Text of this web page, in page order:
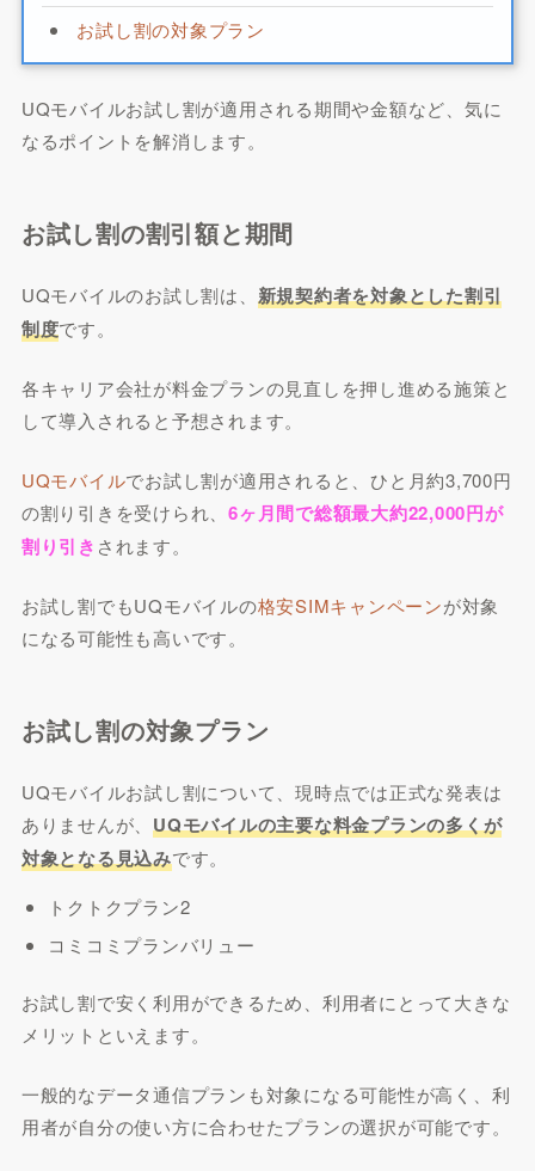
お試し割の対象プラン
UQモバイルお試し割が適用される期間や金額など、気に
なるポイントを解消します。
お試し割の割引額と期間
UQモバイルのお試し割は、 新規契約者を対象とした割引
制度です。
各キャリア会社が料金プランの見直しを押し進める施策と
して導入されると予想されます。
UQモバイルでお試し割が適用されると、ひと月約3,700円
の割り引きを受けられ、6ヶ月間で総額最大約22,000円が
割り引き されます。
お試し割でもUQモバイルの格安SIMキャンペーンが対象
になる可能性も高いです。
お試し割の対象プラン
UQモバイルお試し割について、現時点では正式な発表は
ありませんが、UQモバイルの主要な料金プランの多くが
対象となる見込みです。
トクトクプラン2
コミコミプランバリュー
お試し割で安く利用ができるため、利用者にとって大きな
メリットといえます。
一般的なデータ通信プランも対象になる可能性が高く、利
用者が自分の使い方に合わせたプランの選択が可能です。